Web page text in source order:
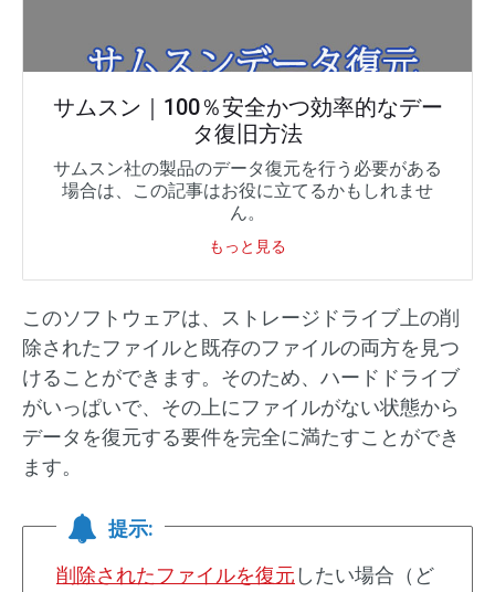
サムスン｜100％安全かつ効率的なデー
タ復旧方法
サムスン社の製品のデータ復元を行う必要がある
場合は、この記事はお役に立てるかもしれませ
ん。
もっと見る
このソフトウェアは、ストレージドライブ上の削
除されたファイルと既存のファイルの両方を見つ
けることができます。そのため、ハードドライブ
がいっぱいで、その上にファイルがない状態から
データを復元する要件を完全に満たすことができ
ます。
提示:
削除されたファイルを復元 したい場合（ど